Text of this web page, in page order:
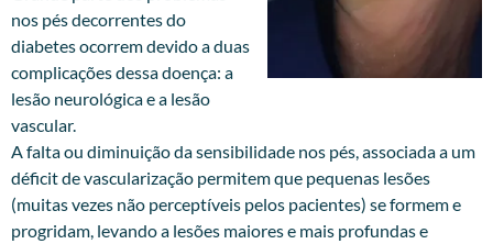
nos pés decorrentes do
diabetes ocorrem devido a duas
complicações dessa doença: a
lesão neurológica e a lesão
vascular.
A falta ou diminuição da sensibilidade nos pés, associada a um
déficit de vascularização permitem que pequenas lesões
(muitas vezes não perceptíveis pelos pacientes) se formem e
progridam, levando a lesões maiores e mais profundas e